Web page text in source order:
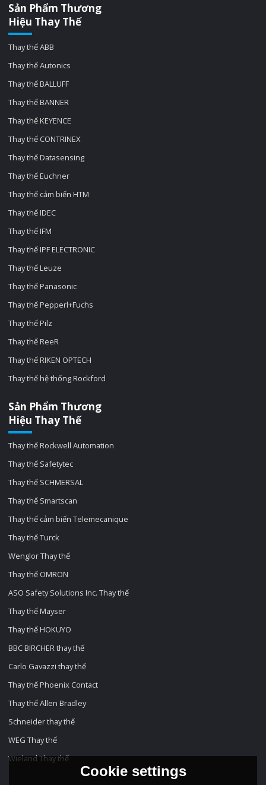
Sản Phẩm Thương
Hiệu Thay Thế
Thay thế ABB
Thay thế Autonics
Thay thế BALLUFF
Thay thế BANNER
Thay thế KEYENCE
Thay thế CONTRINEX
Thay thế Datasensing
Thay thế Euchner
Thay thế cảm biến HTM
Thay thế IDEC
Thay thế IFM
Thay thế IPF ELECTRONIC
Thay thế Leuze
Thay thế Panasonic
Thay thế Pepperl+Fuchs
Thay thế Pilz
Thay thế ReeR
Thay thế RIKEN OPTECH
Thay thế hệ thống Rockford
Sản Phẩm Thương
Hiệu Thay Thế
Thay thế Rockwell Automation
Thay thế Safetytec
Thay thế SCHMERSAL
Thay thế Smartscan
Thay thế cảm biến Telemecanique
Thay thế Turck
Wenglor Thay thế
Thay thế OMRON
ASO Safety Solutions Inc. Thay thế
Thay thế Mayser
Thay thế HOKUYO
BBC BIRCHER thay thế
Carlo Gavazzi thay thế
Thay thế Phoenix Contact
Thay thế Allen Bradley
Schneider thay thế
WEG Thay thế
Wieland Thay thế
Cookie settings